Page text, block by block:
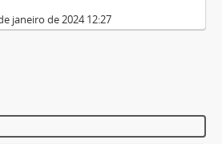
janeiro de 2024 12:27